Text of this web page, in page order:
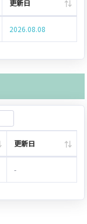
更新日
2026.08.08
更新日
-